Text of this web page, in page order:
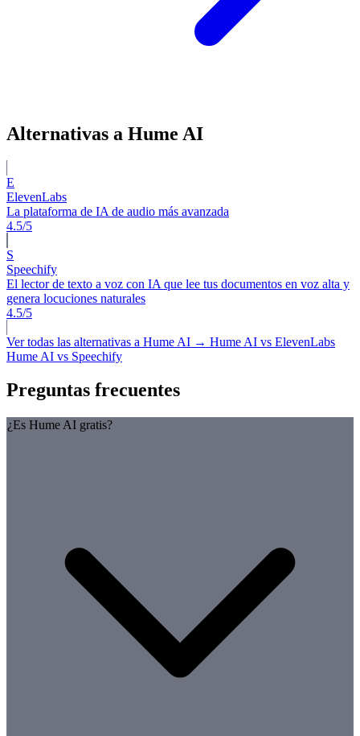
Alternativas a Hume AI
E
ElevenLabs
La plataforma de IA de audio más avanzada
4.5/5
S
Speechify
El lector de texto a voz con IA que lee tus documentos en voz alta y
genera locuciones naturales
4.5/5
Ver todas las alternativas a Hume AI → Hume AI vs ElevenLabs
Hume AI vs Speechify
Preguntas frecuentes
¿Es Hume AI gratis?